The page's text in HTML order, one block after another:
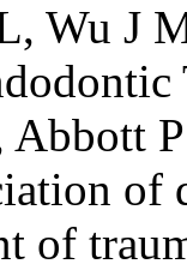
J M.
P
of
of